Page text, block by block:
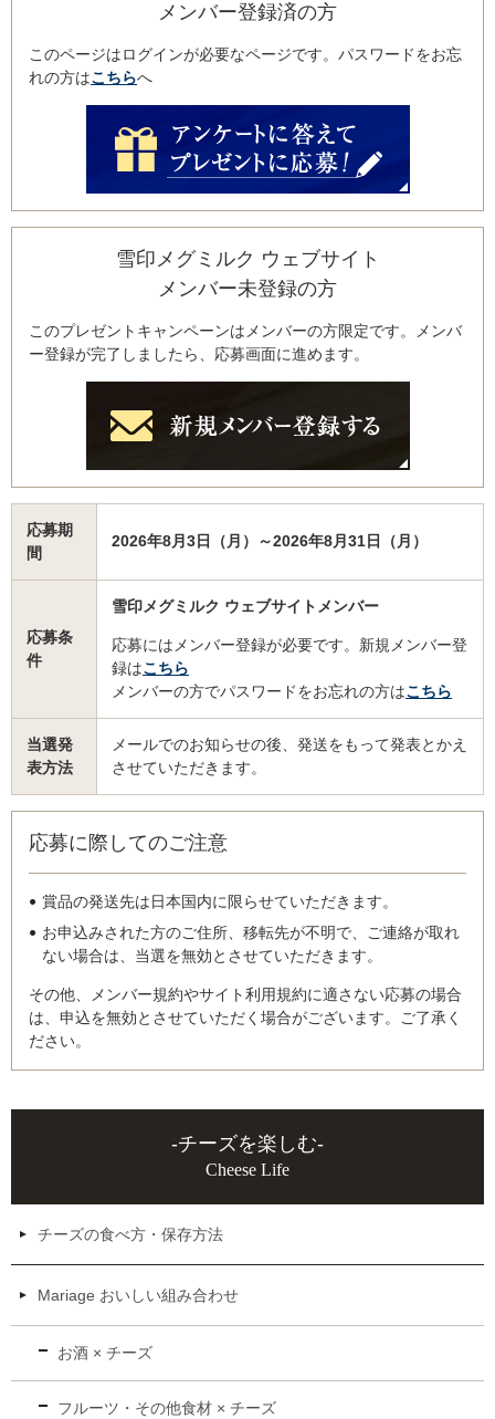
メンバー登録済の方
このページはログインが必要なページです。パスワードをお忘
れの方はこちらへ
雪印メグミルク ウェブサイト
メンバー未登録の方
このプレゼントキャンペーンはメンバーの方限定です。メンバ
ー登録が完了しましたら、応募画面に進めます。
応募期
間
2026年8月3日（月）～2026年8月31日（月）
応募条
件
雪印メグミルク ウェブサイトメンバー
応募にはメンバー登録が必要です。新規メンバー登
録はこちら
メンバーの方でパスワードをお忘れの方はこちら
当選発
表方法
メールでのお知らせの後、発送をもって発表とかえ
させていただきます。
応募に際してのご注意
賞品の発送先は日本国内に限らせていただきます。
お申込みされた方のご住所、移転先が不明で、ご連絡が取れ
ない場合は、当選を無効とさせていただきます。
その他、メンバー規約やサイト利用規約に適さない応募の場合
は、申込を無効とさせていただく場合がございます。ご了承く
ださい。
-チーズを楽しむ-
Cheese Life
チーズの食べ方・保存方法
Mariage おいしい組み合わせ
お酒 × チーズ
フルーツ・その他食材 × チーズ